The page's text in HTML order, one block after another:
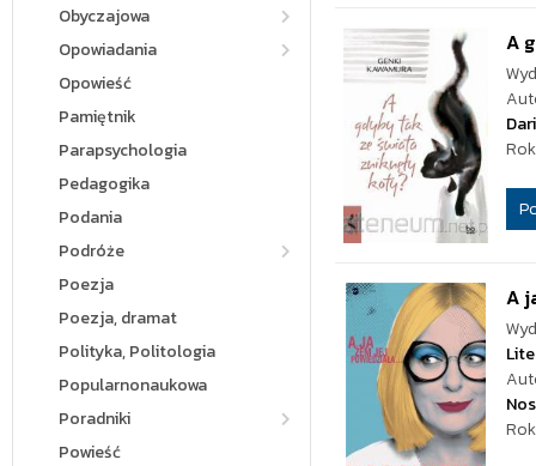
Obyczajowa
Opowiadania
Opowieść
Pamiętnik
Parapsychologia
Pedagogika
Podania
Podróże
Poezja
Poezja, dramat
Polityka, Politologia
Popularnonaukowa
Poradniki
Powieść
A
A